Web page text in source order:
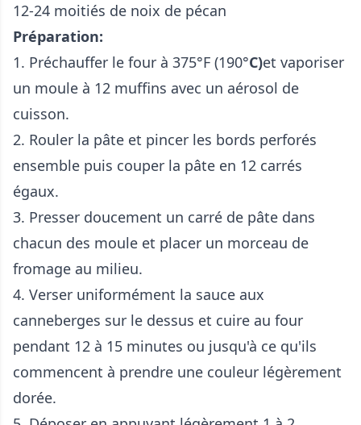
12-24 moitiés de noix de pécan
Préparation:
1. Préchauffer le four à 375°F (190°C)et vaporiser
un moule à 12 muffins avec un aérosol de
cuisson.
2. Rouler la pâte et pincer les bords perforés
ensemble puis couper la pâte en 12 carrés
égaux.
3. Presser doucement un carré de pâte dans
chacun des moule et placer un morceau de
fromage au milieu.
4. Verser uniformément la sauce aux
canneberges sur le dessus et cuire au four
pendant 12 à 15 minutes ou jusqu'à ce qu'ils
commencent à prendre une couleur légèrement
dorée.